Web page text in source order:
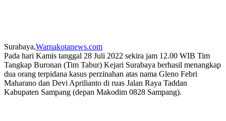
Surabaya,Warnakotanews.com
Pada hari Kamis tanggal 28 Juli 2022 sekira jam 12.00 WIB Tim
Tangkap Buronan (Tim Tabur) Kejari Surabaya berhasil menangkap
dua orang terpidana kasus perzinahan atas nama Gleno Febri
Maharano dan Devi Aprilianto di ruas Jalan Raya Taddan
Kabupaten Sampang (depan Makodim 0828 Sampang).